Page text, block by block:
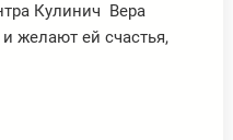
Кулинич Вера
желают ей счастья,